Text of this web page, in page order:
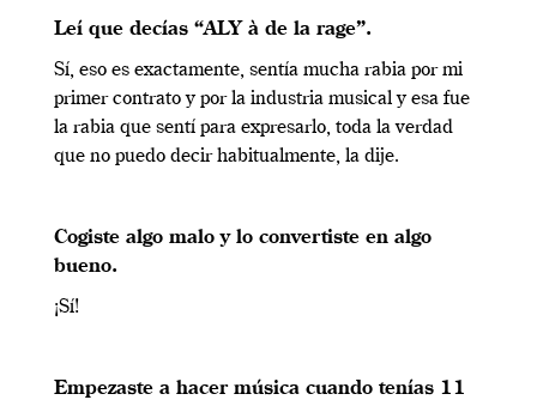
Leí que decías “ALY à de la rage”.
Sí, eso es exactamente, sentía mucha rabia por mi
primer contrato y por la industria musical y esa fue
la rabia que sentí para expresarlo, toda la verdad
que no puedo decir habitualmente, la dije.
Cogiste algo malo y lo convertiste en algo
bueno.
¡Sí!
Empezaste a hacer música cuando tenías 11